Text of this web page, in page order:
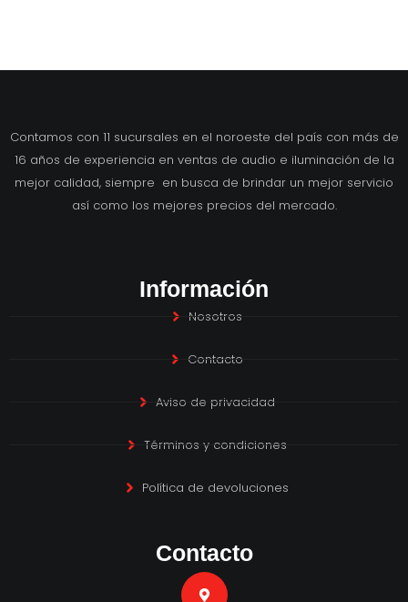
Contamos con 11 sucursales en el noroeste del país con más de
16 años de experiencia en ventas de audio e iluminación de la
mejor calidad, siempre en busca de brindar un mejor servicio
así como los mejores precios del mercado.
Información
Nosotros
Contacto
Aviso de privacidad
Términos y condiciones
Política de devoluciones
Contacto